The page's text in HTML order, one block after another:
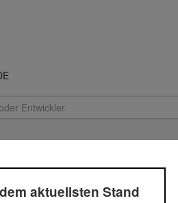
aktuellsten Stand